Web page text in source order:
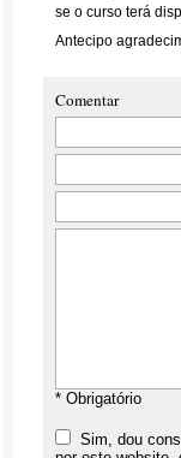
se o curso terá
Antecipo
Comentar
* Obrigatório
Sim, dou